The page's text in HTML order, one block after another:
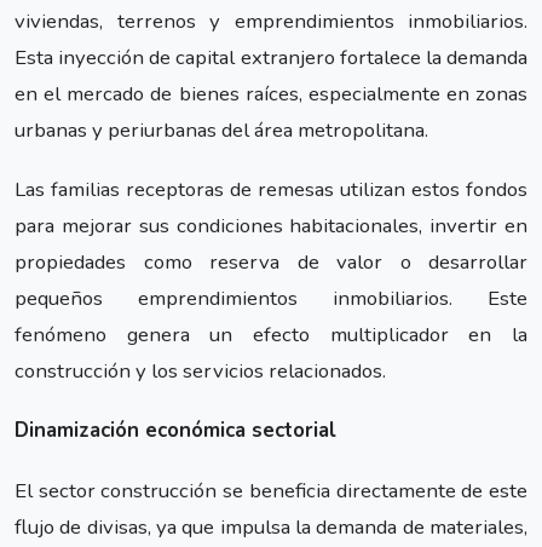
viviendas, terrenos y emprendimientos inmobiliarios.
Esta inyección de capital extranjero fortalece la demanda
en el mercado de bienes raíces, especialmente en zonas
urbanas y periurbanas del área metropolitana.
Las familias receptoras de remesas utilizan estos fondos
para mejorar sus condiciones habitacionales, invertir en
propiedades como reserva de valor o desarrollar
pequeños emprendimientos inmobiliarios. Este
fenómeno genera un efecto multiplicador en la
construcción y los servicios relacionados.
Dinamización económica sectorial
El sector construcción se beneficia directamente de este
flujo de divisas, ya que impulsa la demanda de materiales,